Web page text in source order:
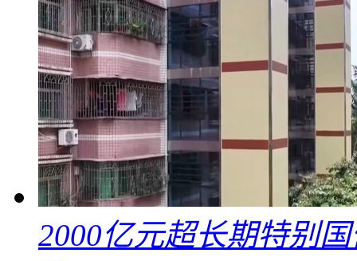
2000亿元超长期特别